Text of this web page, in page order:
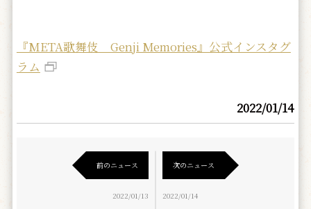
『META歌舞伎 Genji Memories』公式インスタグ
ラム
2022/01/14
前のニュース
2022/01/13
次のニュース
2022/01/14